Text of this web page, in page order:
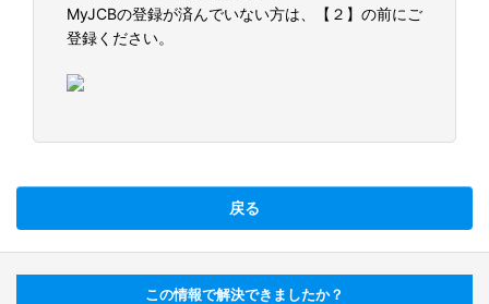
MyJCBの登録が済んでいない方は、【２】の前にご
登録ください。
戻る
この情報で解決できましたか？